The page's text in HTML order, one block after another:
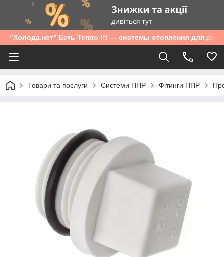
"Холода.нет" Есть Тепло !!! — системы отопления для дома
Товари та послуги Системи ППР Фітинги ППР